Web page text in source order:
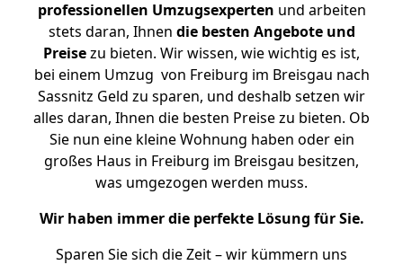
professionellen Umzugsexperten und arbeiten
stets daran, Ihnen die besten Angebote und
Preisezu bieten. Wir wissen, wie wichtig es ist,
bei einem Umzug von Freiburg im Breisgau nach
Sassnitz Geld zu sparen, und deshalb setzen wir
alles daran, Ihnen die besten Preise zu bieten. Ob
Sie nun eine kleine Wohnung haben oder ein
großes Haus in Freiburg im Breisgau besitzen,
was umgezogen werden muss.
Wir haben immer die perfekte Lösung für Sie.
Sparen Sie sich die Zeit – wir kümmern uns